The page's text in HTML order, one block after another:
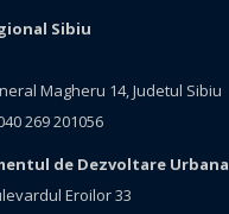
Sibiu
Magheru 14, Judetul Sibiu
269 201056
de Dezvoltare Urbana
Eroilor 33